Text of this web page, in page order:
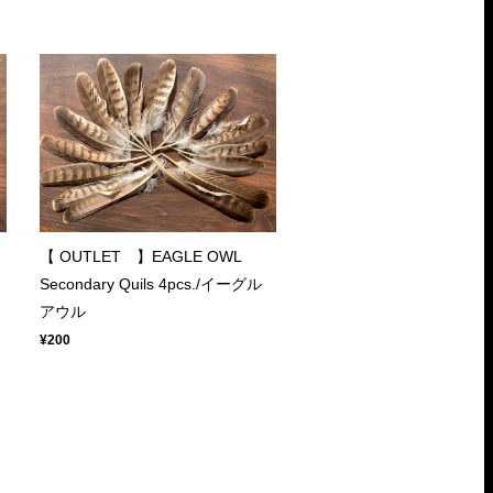
【 OUTLET 】EAGLE OWL
Secondary Quils 4pcs./イーグル
アウル
¥200